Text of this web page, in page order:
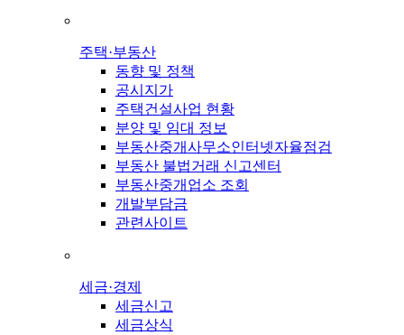
주택·부동산
동향 및 정책
공시지가
주택건설사업 현황
분양 및 임대 정보
부동산중개사무소인터넷자율점검
부동산 불법거래 신고센터
부동산중개업소 조회
개발부담금
관련사이트
세금·경제
세금신고
세금상식